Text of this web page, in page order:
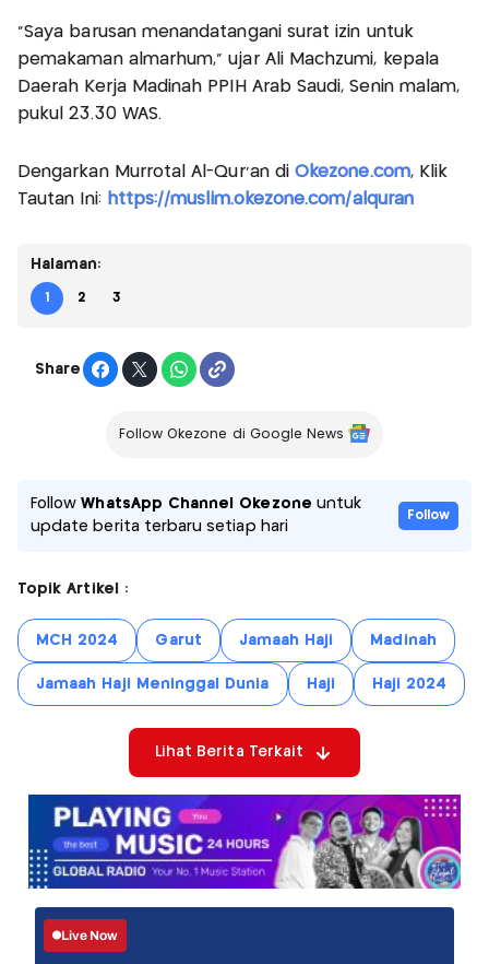
"Saya barusan menandatangani surat izin untuk
pemakaman almarhum," ujar Ali Machzumi, kepala
Daerah Kerja Madinah PPIH Arab Saudi, Senin malam,
pukul 23.30 WAS.
Dengarkan Murrotal Al-Qur'an diOkezone.com, Klik
Tautan Ini: https://muslim.okezone.com/alquran
Halaman:
1 2 3
Share
Follow Okezone di Google News
FollowWhatsApp Channel Okezone untuk
update berita terbaru setiap hari
Follow
Topik Artikel :
MCH 2024 Garut Jamaah Haji Madinah
Jamaah Haji Meninggal Dunia Haji Haji 2024
Lihat Berita Terkait
Live Now